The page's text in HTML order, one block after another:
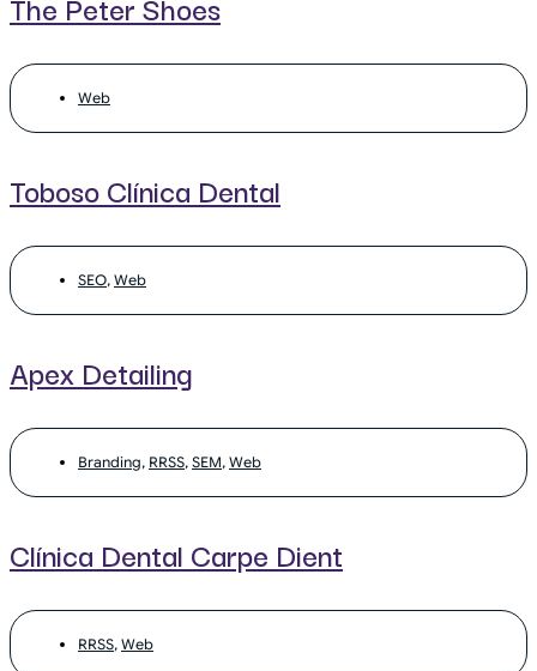
Web
Toboso Clínica Dental
SEO, Web
Apex Detailing
Branding, RRSS, SEM, Web
Clínica Dental Carpe Dient
RRSS, Web